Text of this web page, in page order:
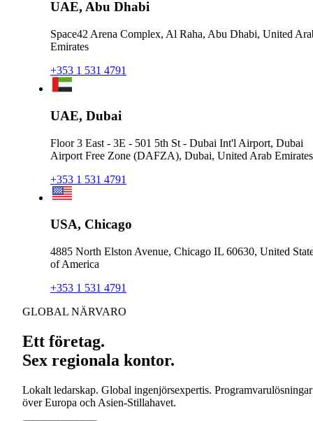
UAE, Abu Dhabi
Space42 Arena Complex, Al Raha, Abu Dhabi, United
Emirates
+353 1 531 4791
UAE, Dubai
Floor 3 East - 3E - 501 5th St - Dubai Int'l Airport, Dubai
Airport Free Zone (DAFZA), Dubai, United Arab Emirates
+353 1 531 4791
USA, Chicago
4885 North Elston Avenue, Chicago IL 60630, United
of America
+353 1 531 4791
GLOBAL NÄRVARO
Ett företag.
Sex regionala kontor.
Lokalt ledarskap. Global ingenjörsexpertis. Programvarulösningar
över Europa och Asien-Stillahavet.